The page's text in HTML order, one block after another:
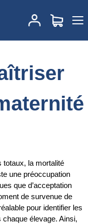
les pertes en
totaux, la mortalité
une préoccupation
que d’acceptation
de survenue de
pour identifier les
élevage. Ainsi,